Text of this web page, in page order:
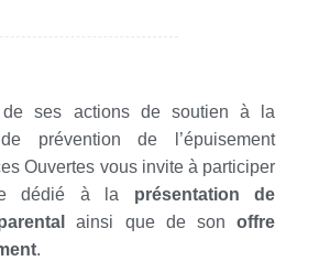
ses actions de soutien à la
prévention de l’épuisement
Ouvertes vous invite à participer
dédié à la présentation de
parentalainsi que de sonoffre
.